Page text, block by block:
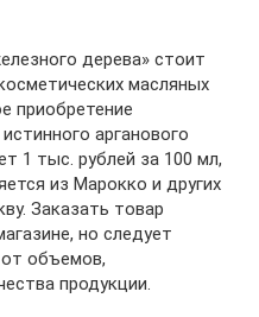
дерева» стоит
масляных
приобретение
арганового
1 тыс. рублей за 100 мл,
из Марокко и других
Заказать товар
но следует
объемов,
продукции.